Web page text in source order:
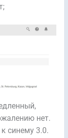
нет.
синему 3.0.